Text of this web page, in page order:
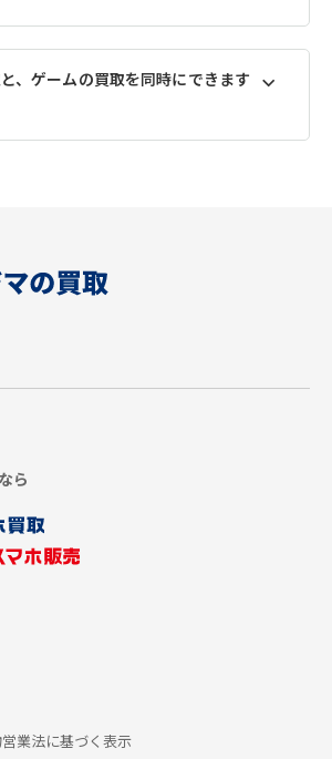
、ゲームの買取を同時にできます
ら
業法に基づく表示